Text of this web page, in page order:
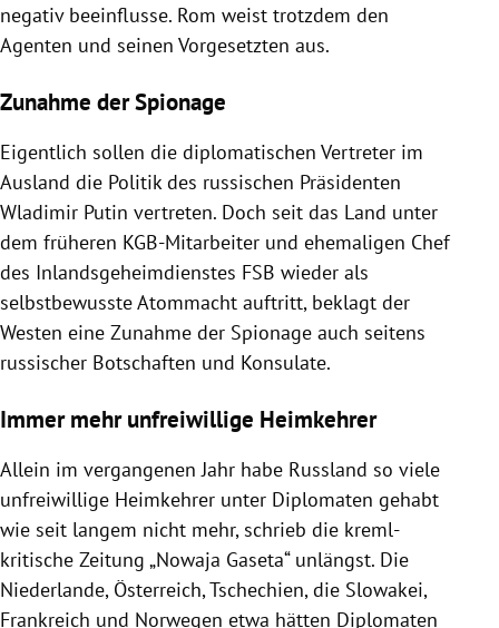
negativ beeinflusse. Rom weist trotzdem den
Agenten und seinen Vorgesetzten aus.
Zunahme der Spionage
Eigentlich sollen die diplomatischen Vertreter im
Ausland die Politik des russischen Präsidenten
Wladimir Putin vertreten. Doch seit das Land unter
dem früheren KGB-Mitarbeiter und ehemaligen Chef
des Inlandsgeheimdienstes FSB wieder als
selbstbewusste Atommacht auftritt, beklagt der
Westen eine Zunahme der Spionage auch seitens
russischer Botschaften und Konsulate.
Immer mehr unfreiwillige Heimkehrer
Allein im vergangenen Jahr habe Russland so viele
unfreiwillige Heimkehrer unter Diplomaten gehabt
wie seit langem nicht mehr, schrieb die kreml-
kritische Zeitung „Nowaja Gaseta“ unlängst. Die
Niederlande, Österreich, Tschechien, die Slowakei,
Frankreich und Norwegen etwa hätten Diplomaten